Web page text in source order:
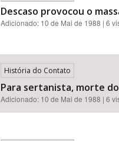
Descaso provocou o
Adicionado: 10 de Mai de 1988 | 6
História do Contato
Para sertanista, morte
Adicionado: 10 de Mai de 1988 | 6